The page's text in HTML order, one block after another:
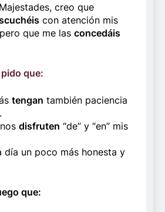
creo que
con atención mis
que me las concedáis
pido que:
tengan también paciencia
disfruten “de” y “en” mis
día un poco más honesta y
que: